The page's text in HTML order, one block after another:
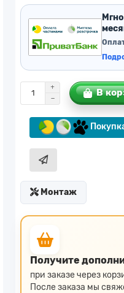
В
Монтаж
Получите
при заказе через
После заказа мы